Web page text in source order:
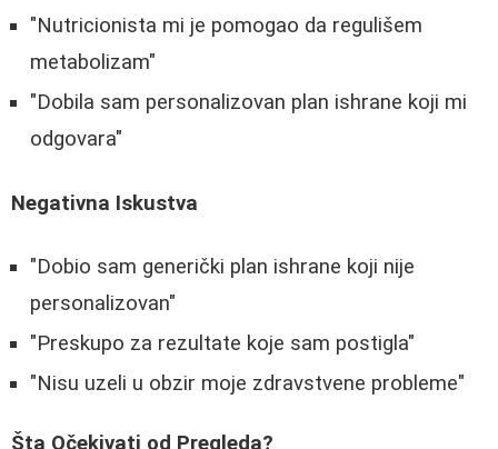
"Nutricionista mi je pomogao da regulišem
metabolizam"
"Dobila sam personalizovan plan ishrane koji mi
odgovara"
Negativna Iskustva
"Dobio sam generički plan ishrane koji nije
personalizovan"
"Preskupo za rezultate koje sam postigla"
"Nisu uzeli u obzir moje zdravstvene probleme"
Šta Očekivati od Pregleda?